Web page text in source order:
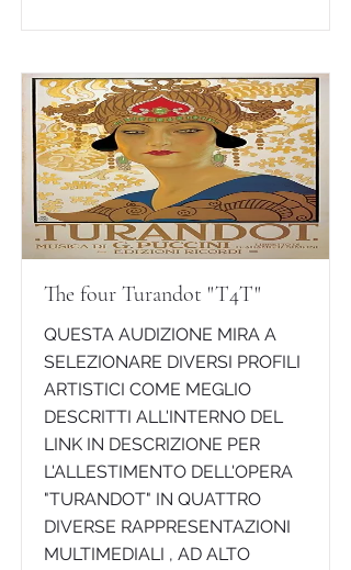
The four Turandot "T4T"
QUESTA AUDIZIONE MIRA A
SELEZIONARE DIVERSI PROFILI
ARTISTICI COME MEGLIO
DESCRITTI ALL'INTERNO DEL
LINK IN DESCRIZIONE PER
L'ALLESTIMENTO DELL'OPERA
"TURANDOT" IN QUATTRO
DIVERSE RAPPRESENTAZIONI
MULTIMEDIALI , AD ALTO